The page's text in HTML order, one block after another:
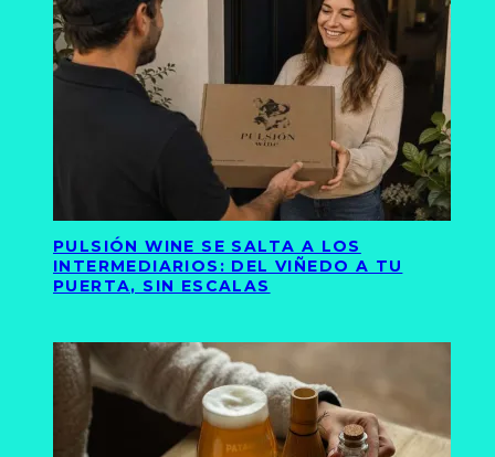
PULSIÓN WINE SE SALTA A LOS
INTERMEDIARIOS: DEL VIÑEDO A TU
PUERTA, SIN ESCALAS